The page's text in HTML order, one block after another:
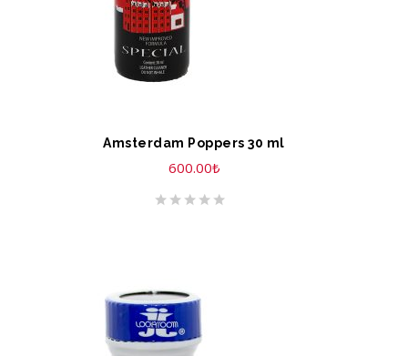
Amsterdam Poppers 30 ml
600.00₺